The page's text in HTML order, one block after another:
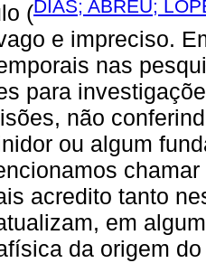
(DIAS; ABREU;
e impreciso.
nas
para
não
ou algum
acredito tanto
em
da origem